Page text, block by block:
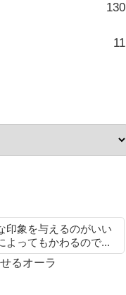
130
11
印象を与えるのがいい
よってもかわるので...
るオーラ